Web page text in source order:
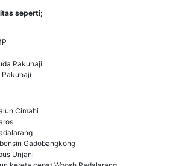
seperti;
Pakuhaji
Pakuhaji
Cimahi
Gadobangkong
Unjani